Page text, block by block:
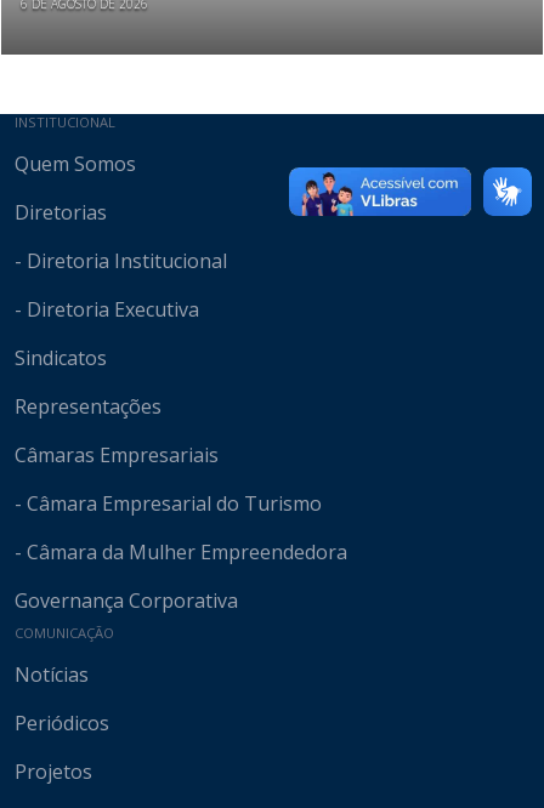
6 DE AGOSTO DE 2026
Mapa do site
INSTITUCIONAL
Quem Somos
Diretorias
- Diretoria Institucional
- Diretoria Executiva
Sindicatos
Representações
Câmaras Empresariais
- Câmara Empresarial do Turismo
- Câmara da Mulher Empreendedora
Governança Corporativa
COMUNICAÇÃO
Notícias
Periódicos
Projetos